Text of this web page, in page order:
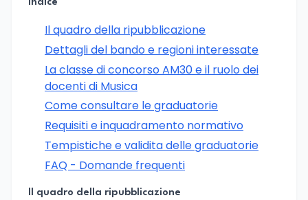
Indice
Il quadro della ripubblicazione
Dettagli del bando e regioni interessate
La classe di concorso AM30 e il ruolo dei
docenti di Musica
Come consultare le graduatorie
Requisiti e inquadramento normativo
Tempistiche e validita delle graduatorie
FAQ - Domande frequenti
Il quadro della ripubblicazione